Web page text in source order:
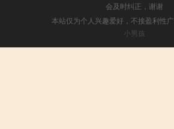
会及时纠正，谢谢
本站仅为个人兴趣爱好，不接盈利性
小男孩